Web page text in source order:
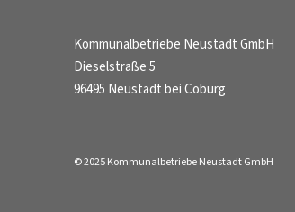
Kommunalbetriebe Neustadt GmbH
Dieselstraße 5
96495 Neustadt bei Coburg
© 2025 Kommunalbetriebe Neustadt GmbH